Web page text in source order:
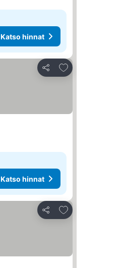
Katso hinnat
Jaa
Lisää suosikkeihin
Katso hinnat
Jaa
Lisää suosikkeihin